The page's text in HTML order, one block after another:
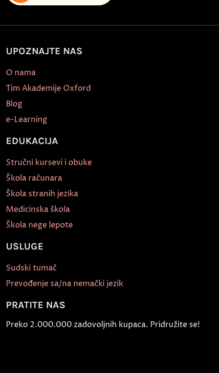
UPOZNAJTE NAS
O nama
Tim Akademije Oxford
Blog
e-Learning
EDUKACIJA
Stručni kursevi i obuke
Škola računara
Škola stranih jezika
Medicinska škola
Škola nege lepote
USLUGE
Sudski tumač
Prevođenje sa/na nemački jezik
PRATITE NAS
Preko 2.000.000 zadovoljnih kupaca. Pridružite se!